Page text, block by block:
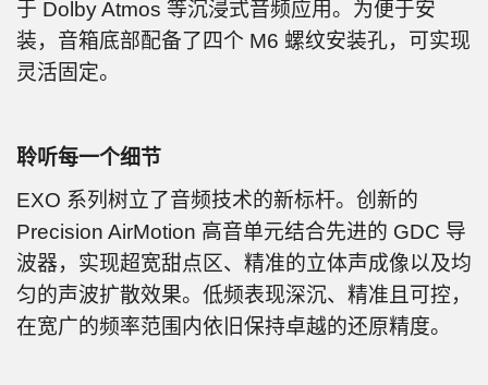
于 Dolby Atmos 等沉浸式音频应用。为便于安
装，音箱底部配备了四个 M6 螺纹安装孔，可实现
灵活固定。
聆听每一个细节
EXO 系列树立了音频技术的新标杆。创新的
Precision AirMotion 高音单元结合先进的 GDC 导
波器，实现超宽甜点区、精准的立体声成像以及均
匀的声波扩散效果。低频表现深沉、精准且可控，
在宽广的频率范围内依旧保持卓越的还原精度。